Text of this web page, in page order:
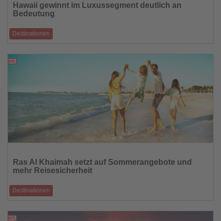
die
Nachrichten
Hawaii gewinnt im Luxussegment deutlich an
Bedeutung
Destinationen
Naturerfahrungen pr�
die
Nachrichten
Ras Al Khaimah setzt auf Sommerangebote und
mehr Reisesicherheit
Destinationen
attraktive Urlaubsangebo